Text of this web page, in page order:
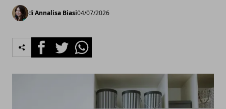
di Annalisa Biasi04/07/2026
FacebookTwitterWhatsapp